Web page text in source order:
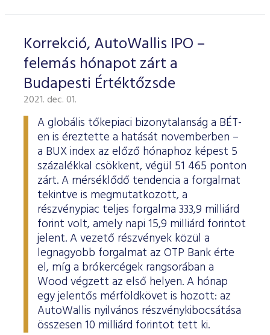
Korrekció, AutoWallis IPO –
felemás hónapot zárt a
Budapesti Értéktőzsde
2021. dec. 01.
A globális tőkepiaci bizonytalanság a BÉT-
en is éreztette a hatását novemberben –
a BUX index az előző hónaphoz képest 5
százalékkal csökkent, végül 51 465 ponton
zárt. A mérséklődő tendencia a forgalmat
tekintve is megmutatkozott, a
részvénypiac teljes forgalma 333,9 milliárd
forint volt, amely napi 15,9 milliárd forintot
jelent. A vezető részvények közül a
legnagyobb forgalmat az OTP Bank érte
el, míg a brókercégek rangsorában a
Wood végzett az első helyen. A hónap
egy jelentős mérföldkövet is hozott: az
AutoWallis nyilvános részvénykibocsátása
összesen 10 milliárd forintot tett ki.